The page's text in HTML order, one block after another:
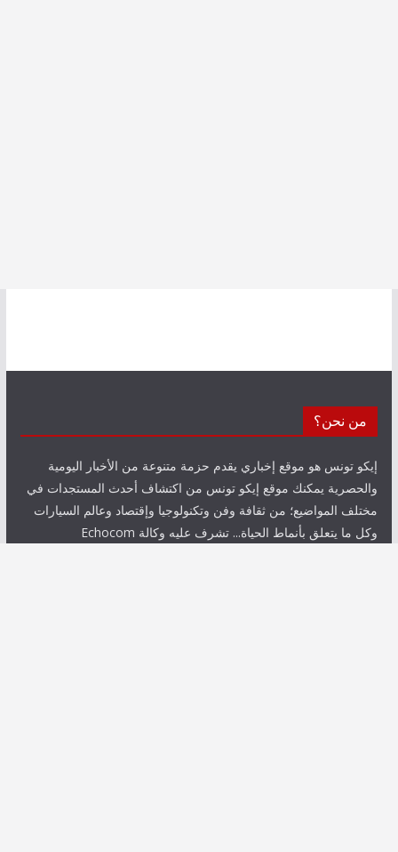
من نحن؟
إيكو تونس هو موقع إخباري يقدم حزمة متنوعة من الأخبار اليومية
والحصرية يمكنك موقع إيكو تونس من اكتشاف أحدث المستجدات في
مختلف المواضيع؛ من ثقافة وفن وتكنولوجيا وإقتصاد وعالم السيارات
وكل ما يتعلق بأنماط الحياة... تشرف عليه وكالة Echocom